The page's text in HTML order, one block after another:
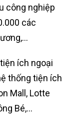
công nghiệp
các
ích ngoại
thống tiện ích
Mall, Lotte
Bé,…